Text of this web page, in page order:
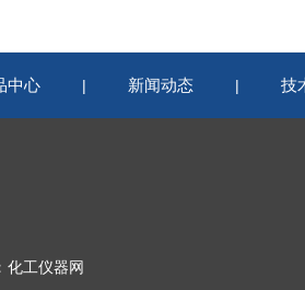
中心 | 新闻动态 | 技
化工仪器网